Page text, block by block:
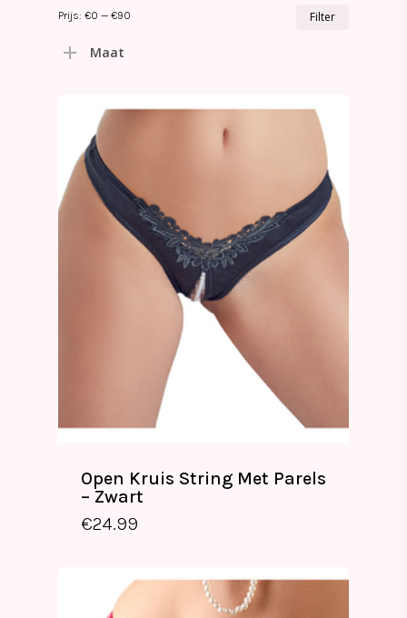
Filter
Prijs: €0 — €90
Maat
Open Kruis String Met Parels
– Zwart
€24.99